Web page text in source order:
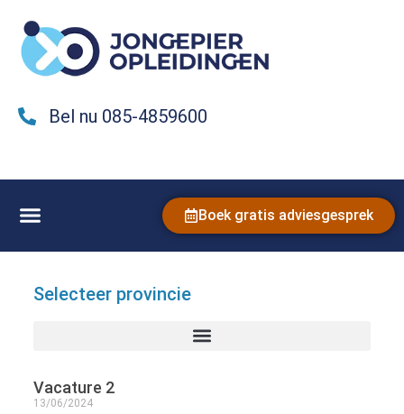
Bel nu 085-4859600
Boek gratis adviesgesprek
Selecteer provincie
Vacature 2
13/06/2024